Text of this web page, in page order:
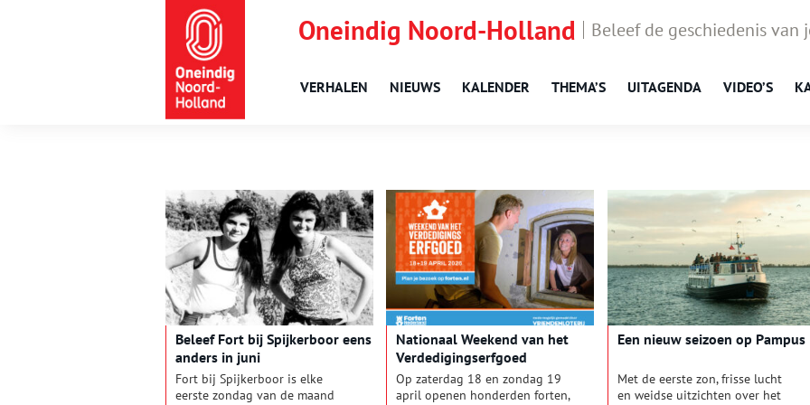
Oneindig Noord-Holland Beleef de geschiedenis van
VERHALEN NIEUWS KALENDER THEMA’S UITAGENDA VIDEO’S
Beleef Fort bij Spijkerboor eens
anders in juni
Fort bij Spijkerboor is elke
eerste zondag van de maand
Nationaal Weekend van het
Verdedigingserfgoed
Op zaterdag 18 en zondag 19
april openen honderden forten,
Een nieuw seizoen op Pampus
Met de eerste zon, frisse lucht
en weidse uitzichten over het